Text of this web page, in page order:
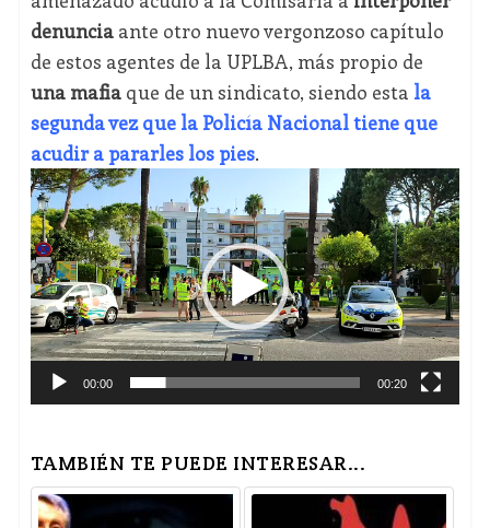
denunciaante otro nuevo vergonzoso capítulo
de estos agentes de la UPLBA, más propio de
una mafiaque de un sindicato, siendo esta la
segunda vez que la Policía Nacional tiene que
acudir a pararles los pies.
Reproductor
de
vídeo
00:00 00:20
TAMBIÉN TE PUEDE INTERESAR...